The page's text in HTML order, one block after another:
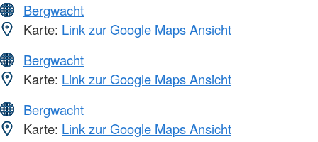
Bergwacht
Karte: Link zur Google Maps Ansicht
Bergwacht
Karte: Link zur Google Maps Ansicht
Bergwacht
Karte: Link zur Google Maps Ansicht